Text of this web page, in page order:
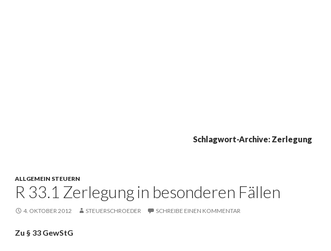
Schlagwort-Archive: Zerlegung
ALLGEMEIN STEUERN
R 33.1 Zerlegung in besonderen Fällen
4. OKTOBER 2012 STEUERSCHROEDER SCHREIBE EINEN KOMMENTAR
Zu § 33 GewStG